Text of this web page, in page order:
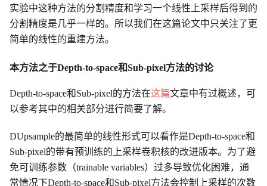
实验中这种方法的分割精度和学习一个线性上采样后得到的
分割精度是几乎一样的。所以我们在这篇论文中只关注了更
简单的线性的重建方法。
本方法之于Depth-to-space和Sub-pixel方法的讨论
Depth-to-space和Sub-pixel的方法在这篇文章中有过概述，可
以参考其中的相关部分进行简要了解。
DUpsample的最简单的线性形式可以看作是Depth-to-space和
Sub-pixel的带有预训练的上采样卷积核的改进版本。为了避
免可训练参数（trainable variables）过多导致优化困难，通
常情况下Depth-to-space和Sub-pixel方法会控制上采样的次数